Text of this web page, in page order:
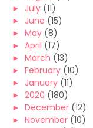
► July (11)
► June (15)
► May (8)
► April (17)
► March (13)
► February (10)
► January (11)
► 2020 (180)
► December (12)
► November (10)